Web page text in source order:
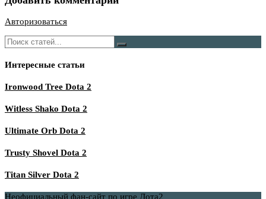
Авторизоваться
Интересные статьи
Ironwood Tree Dota 2
Witless Shako Dota 2
Ultimate Orb Dota 2
Trusty Shovel Dota 2
Titan Silver Dota 2
Неофициальный фан-сайт по игре Дота2